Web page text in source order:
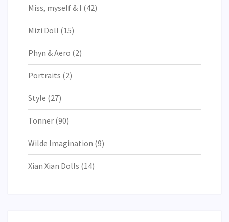
Miss, myself & I (42)
Mizi Doll (15)
Phyn & Aero (2)
Portraits (2)
Style (27)
Tonner (90)
Wilde Imagination (9)
Xian Xian Dolls (14)